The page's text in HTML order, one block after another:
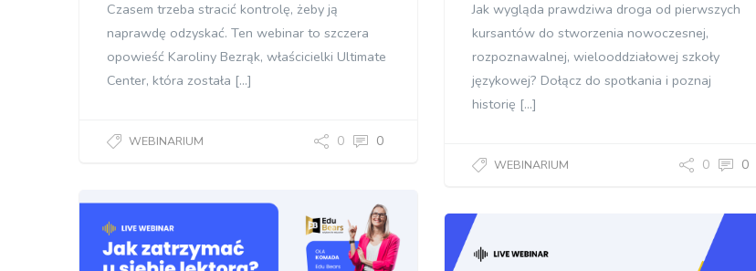
Czasem trzeba stracić kontrolę, żeby ją
naprawdę odzyskać. Ten webinar to szczera
opowieść Karoliny Bezrąk, właścicielki Ultimate
Center, która została […]
WEBINARIUM 0 0
Jak wygląda prawdziwa droga od pierwszych
kursantów do stworzenia nowoczesnej,
rozpoznawalnej, wielooddziałowej szkoły
językowej? Dołącz do spotkania i poznaj
historię […]
WEBINARIUM 0 0